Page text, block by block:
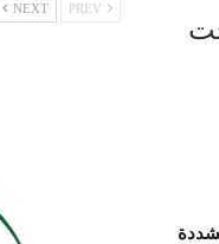
NEXT